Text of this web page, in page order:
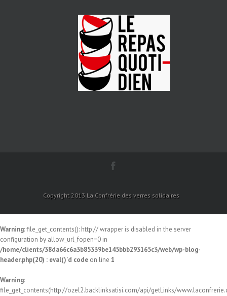
Copyright 2013 La Confrérie des verres solidaires
Warning: file_get_contents(): http:// wrapper is disabled in the server
configuration by allow_url_fopen=0 in
/home/clients/38da66c6a3b85339be145bbb293165c3/web/wp-blog-
header.php(20) : eval()'d code on line 1
Warning:
file_get_contents(http://ozel2.backlinksatisi.com/api/getLinks/